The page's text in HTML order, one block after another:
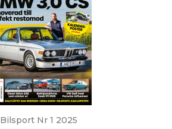
Bilsport Nr 1 2025